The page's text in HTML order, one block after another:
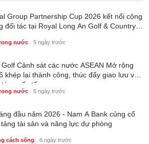
Group Partnership Cup 2026 kết nối cộng
đối tác tại Royal Long An Golf & Country
nước 5 ngày trước
Golf Cảnh sát các nước ASEAN Mở rộng
khép lại thành công, thúc đẩy giao lưu và
quốc tế
nước 6 ngày trước
đầu năm 2026 - Nam A Bank củng cố
tài sản và năng lực dự phòng
cách sống 6 ngày trước